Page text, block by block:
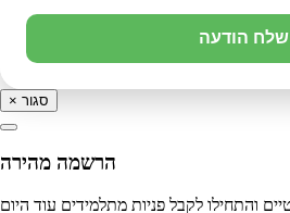
שלח הודעה
× סגור
הרשמה מהירה